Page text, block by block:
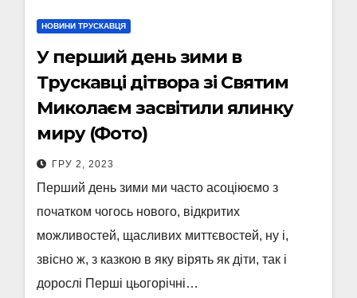
НОВИНИ ТРУСКАВЦЯ
У перший день зими в
Трускавці дітвора зі Святим
Миколаєм засвітили ялинку
миру (Фото)
ГРУ 2, 2023
Перший день зими ми часто асоціюємо з
початком чогось нового, відкритих
можливостей, щасливих миттєвостей, ну і,
звісно ж, з казкою в яку вірять як діти, так і
дорослі Перші цьогорічні…